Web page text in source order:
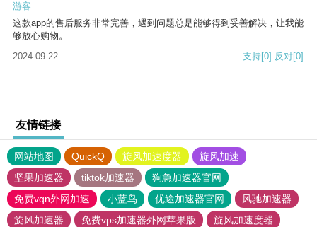
游客
这款app的售后服务非常完善，遇到问题总是能够得到妥善解决，让我能
够放心购物。
2024-09-22
支持[0] 反对[0]
友情链接
网站地图 QuickQ 旋风加速度器
旋风加速
坚果加速器
tiktok加速器
狗急加速器官网
免费vqn外网加速
小蓝鸟 优途加速器官网
风驰加速器
旋风加速器
免费vps加速器外网苹果版
旋风加速度器